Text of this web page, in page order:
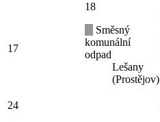
17
18
Směsný
komunální
odpad
Lešany
(Prostějov)
24